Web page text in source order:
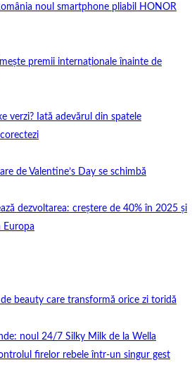
noul smartphone pliabil HONOR
premii internaționale înainte de
verzi? Iată adevărul din spatele
de Valentine’s Day se schimbă
dezvoltarea: creștere de 40% în 2025 și
Europa
beauty care transformă orice zi toridă
noul 24/7 Silky Milk de la Wella
firelor rebele într-un singur gest